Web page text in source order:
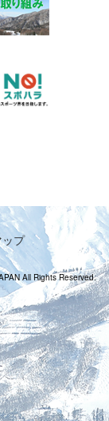
プ
All Rights Reserved.